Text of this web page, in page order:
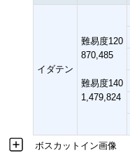
イダテン
難易度120
870,485
難易度140
1,479,824
ボスカットイン画像